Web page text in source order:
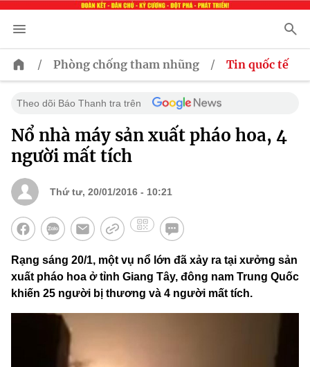
/ Phòng chống tham nhũng / Tin quốc tế
Theo dõi Báo Thanh tra trên
Nổ nhà máy sản xuất pháo hoa, 4
người mất tích
Thứ tư, 20/01/2016 - 10:21
Rạng sáng 20/1, một vụ nổ lớn đã xảy ra tại xưởng sản
xuất pháo hoa ở tỉnh Giang Tây, đông nam Trung Quốc
khiến 25 người bị thương và 4 người mất tích.